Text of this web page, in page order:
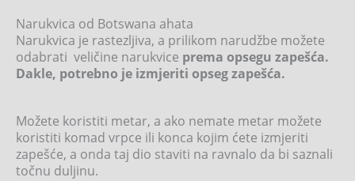
Narukvica od Botswana ahata
Narukvica je rastezljiva, a prilikom narudžbe možete
odabrati veličine narukvice prema opsegu zapešća.
Dakle, potrebno je izmjeriti opseg zapešća.
Možete koristiti metar, a ako nemate metar možete
koristiti komad vrpce ili konca kojim ćete izmjeriti
zapešće, a onda taj dio staviti na ravnalo da bi saznali
točnu duljinu.